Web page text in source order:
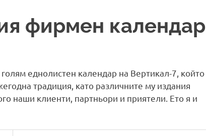
фирмен календар
еднолистен календар на Вертикал-7, който
традиция, като различните му издания
наши клиенти, партньори и приятели. Ето я и